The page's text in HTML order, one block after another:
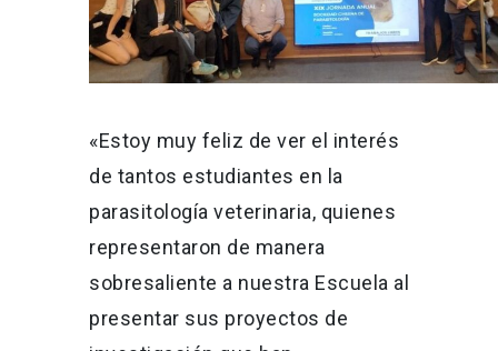
«Estoy muy feliz de ver el interés
de tantos estudiantes en la
parasitología veterinaria, quienes
representaron de manera
sobresaliente a nuestra Escuela al
presentar sus proyectos de